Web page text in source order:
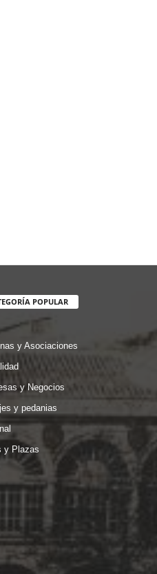
POPULAR
y Asociaciones
y Negocios
y pedanias
y Plazas